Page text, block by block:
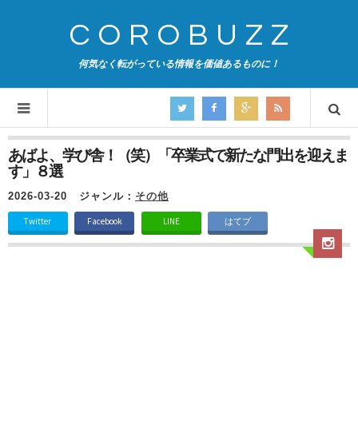
COROBUZZ
何気なく転がっている情報を価値あるものに！
あばよ、学び舎！（笑）「卒業式で新たな門出を迎えま
す」８選
2026-03-20 ジャンル： その他
Twitter Facebook LINE はてブ